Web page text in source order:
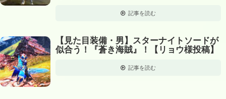
記事を読む
【見た目装備・男】スターナイトソードが
似合う！『蒼き海賊』！【リョウ様投稿】
記事を読む